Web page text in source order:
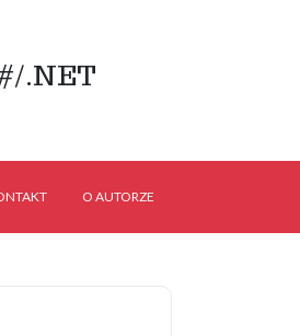
.NET
O AUTORZE